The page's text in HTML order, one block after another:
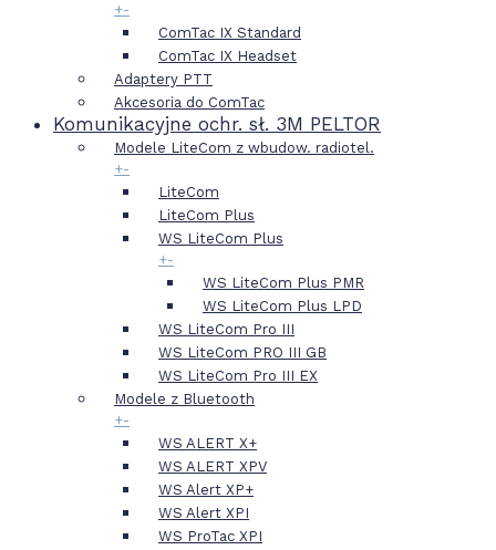
+-
ComTac IX Standard
ComTac IX Headset
Adaptery PTT
Akcesoria do ComTac
Komunikacyjne ochr. sł. 3M PELTOR
Modele LiteCom z wbudow. radiotel.
+-
LiteCom
LiteCom Plus
WS LiteCom Plus
+-
WS LiteCom Plus PMR
WS LiteCom Plus LPD
WS LiteCom Pro III
WS LiteCom PRO III GB
WS LiteCom Pro III EX
Modele z Bluetooth
+-
WS ALERT X+
WS ALERT XPV
WS Alert XP+
WS Alert XPI
WS ProTac XPI